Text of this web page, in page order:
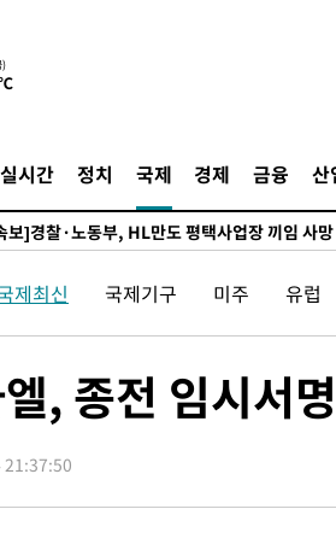
)
실시간 정치 국제 경제 금융 산
보] 뉴욕증시, 일제 하락 마감…나스닥 0.06%↓
보]'300억원대 사기 혐의' 차가원 대표 구속 송
보]경찰·노동부, HL만도 평택사업장 끼임 사
보]원·달러 환율, 오전 9시 1423.8원
]삼성전자·SK하이닉스 동반 강보합…1%대
보]코스피, 6300선 재탈환…1.09% 오른
에도 극한더위…서울 낮 39도 '폭염중대경보'
, 호르무즈서 "적국 목표물들"과 대치로 남부
제최신 국제기구 미주 유럽
, 종전 임시서
21:37:50